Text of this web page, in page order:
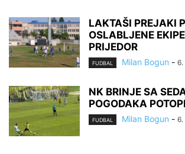
LAKTAŠI PREJAKI
OSLABLJENE
PRIJEDOR
FUDBAL Milan Bogun - 6.
NK BRINJE SA
POGODAKA
FUDBAL Milan Bogun - 6.